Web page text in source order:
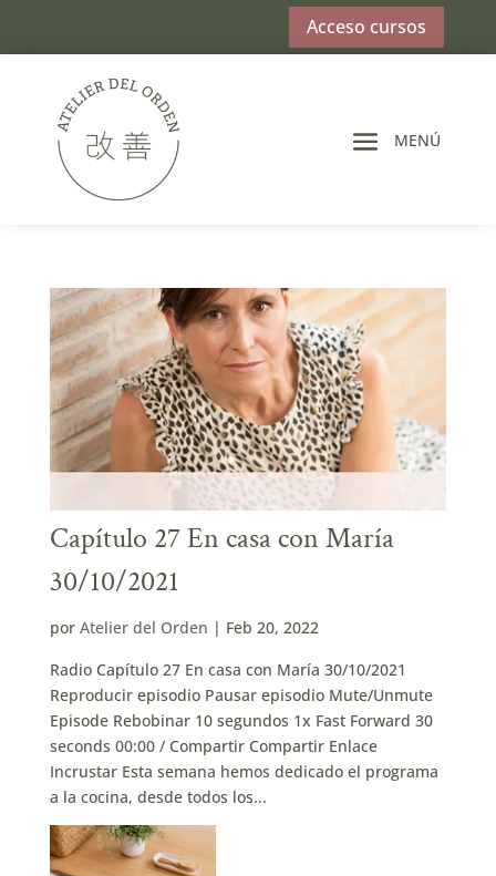
Acceso cursos
Capítulo 27 En casa con María
30/10/2021
por Atelier del Orden | Feb 20, 2022
Radio Capítulo 27 En casa con María 30/10/2021
Reproducir episodio Pausar episodio Mute/Unmute
Episode Rebobinar 10 segundos 1x Fast Forward 30
seconds 00:00 / Compartir Compartir Enlace
Incrustar Esta semana hemos dedicado el programa
a la cocina, desde todos los...